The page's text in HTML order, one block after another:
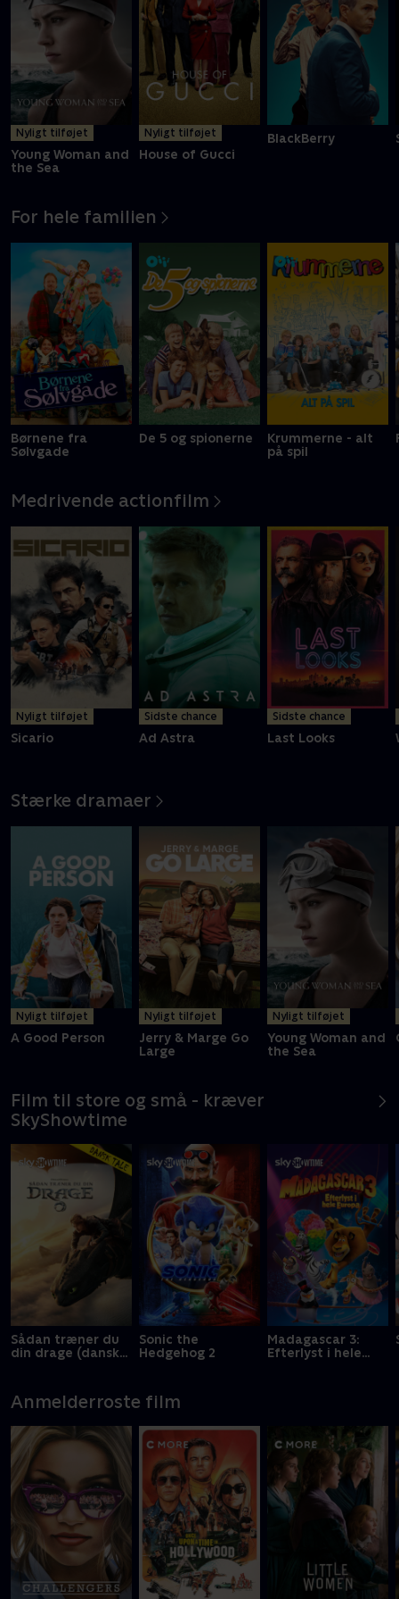
Nyligt tilføjet
Young Woman and
the Sea
Nyligt tilføjet
House of Gucci
BlackBerry
For hele familien
Børnene fra
Sølvgade
De 5 og spionerne
Krummerne - alt
på spil
Medrivende actionfilm
Nyligt tilføjet
Sicario
Sidste chance
Ad Astra
Sidste chance
Last Looks
Stærke dramaer
Nyligt tilføjet
A Good Person
Nyligt tilføjet
Jerry & Marge Go
Large
Nyligt tilføjet
Young Woman and
the Sea
Film til store og små - kræver
SkyShowtime
Sådan træner du
din drage (dansk
Sonic the
Hedgehog 2
Madagascar 3:
Efterlyst i hele
Anmelderroste film